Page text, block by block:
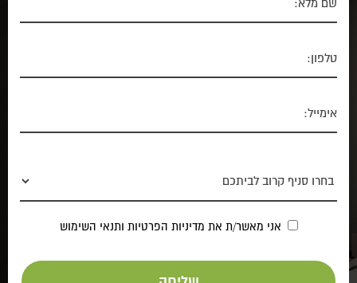
אני מאשר/ת את מדיניות הפרטיות ותנאי השימוש